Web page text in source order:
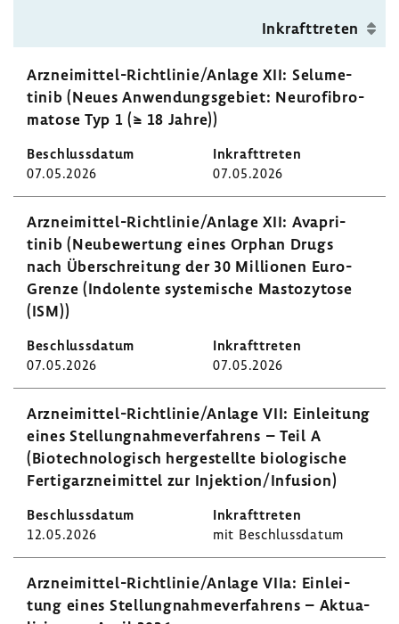
Inkraft­treten
Arzneimittel-​Richtlinie/Anlage XII: Selu­me­
tinib (Neues Anwen­dungs­ge­biet: Neuro­fi­bro­
ma­tose Typ 1 (≥ 18 Jahre))
07.05.2026 07.05.2026
Arzneimittel-​Richtlinie/Anlage XII: Avapri­
tinib (Neube­wer­tung eines Orphan Drugs
nach Über­schrei­tung der 30 Millionen Euro-​
Grenze (Indo­lente syste­mi­sche Masto­zy­tose
(ISM))
07.05.2026 07.05.2026
Arzneimittel-​Richtlinie/Anlage VII: Einlei­tung
eines Stel­lung­nah­me­ver­fah­rens – Teil A
(Biotech­no­lo­gisch herge­stellte biolo­gi­sche
Fertig­arz­nei­mittel zur Injek­tion/Infu­sion)
12.05.2026 mit Beschluss­datum
Arzneimittel-​Richtlinie/Anlage VIIa: Einlei­
tung eines Stel­lung­nah­me­ver­fah­rens – Aktua­